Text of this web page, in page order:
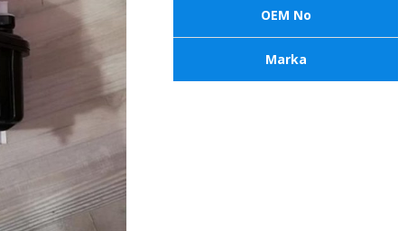
OEM No
Marka